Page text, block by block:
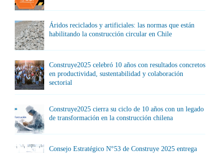
Áridos reciclados y artificiales: las normas que están
habilitando la construcción circular en Chile
Construye2025 celebró 10 años con resultados concretos
en productividad, sustentabilidad y colaboración
sectorial
Construye2025 cierra su ciclo de 10 años con un legado
de transformación en la construcción chilena
Consejo Estratégico N°53 de Construye 2025 entrega